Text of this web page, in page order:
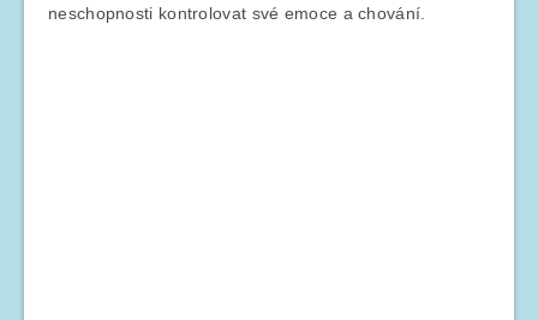
neschopnosti kontrolovat své emoce a chování.